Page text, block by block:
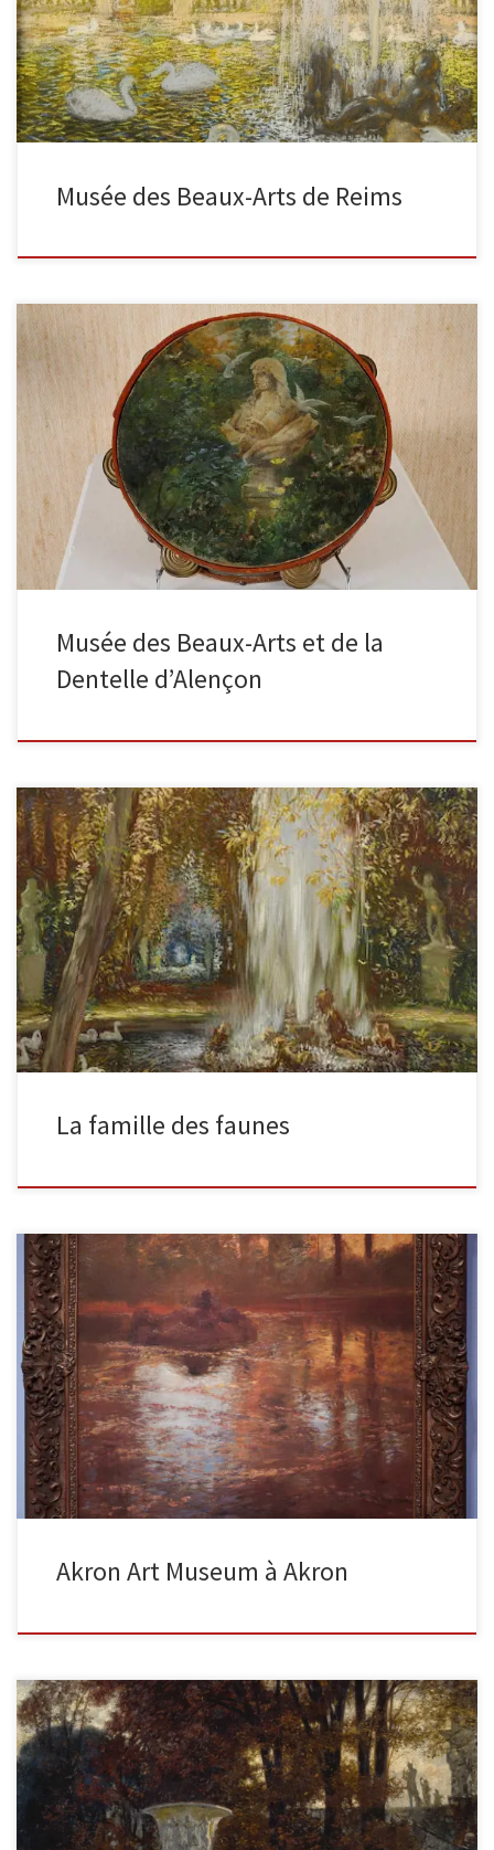
1906 Huile sur toile, 77,5 x 80,4 […]
Musée des Beaux-Arts de Reims
La légende du point d’Argentan Huile sur toile 1885, signé en bas à
gauche, 130 x 162 cm La Vierge […]
Musée des Beaux-Arts et de la
Dentelle d’Alençon
La famille des faunessigné ‘Gaston La Touche’ (en bas au centre)
; inscrit ‘La famille des faunes’/Gaston La Touche’ (au revers)huile
[…]
La famille des faunes
Crépuscule Années 1890, huile sur toile, 23 5/8 in. X 23 3/4 in.
(60,01 cm x 60,33 cm), Don de […]
Akron Art Museum à Akron
Un changement de saisons signé Gaston la Touche (en bas à
gauche) huile sur toile 35 5/8 par 35 3/4 […]